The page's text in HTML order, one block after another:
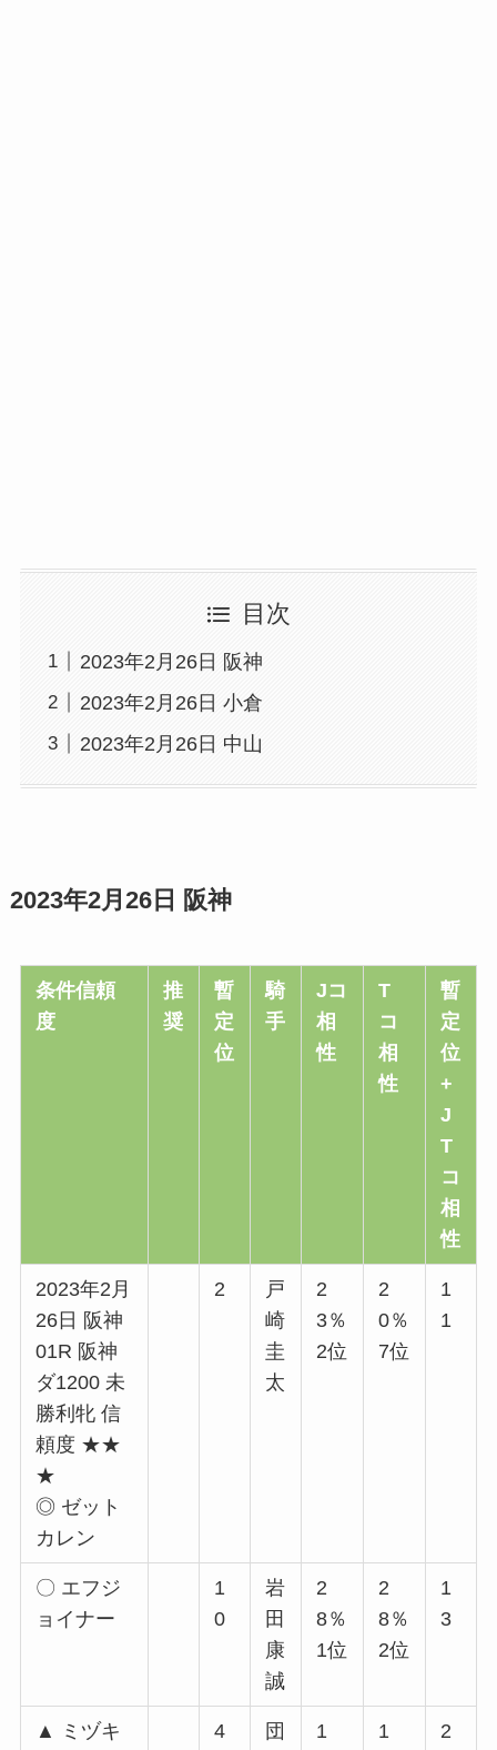
目次
2023年2月26日 阪神
2023年2月26日 小倉
2023年2月26日 中山
2023年2月26日 阪神
条件信頼
度
推
奨
暫
定
位
騎
手
Jコ
相
性
T
コ
相
性
暫
定
位
+
J
T
コ
相
性
2023年2月
26日 阪神
01R 阪神
ダ1200 未
勝利牝 信
頼度 ★★
★
◎ ゼット
カレン
2
戸
崎
圭
太
2
3％
2位
2
0％
7位
1
1
〇 エフジ
ョイナー
1
0
岩
田
康
誠
2
8％
1位
2
8％
2位
1
3
▲ ミヅキ 4
団
1
1
2